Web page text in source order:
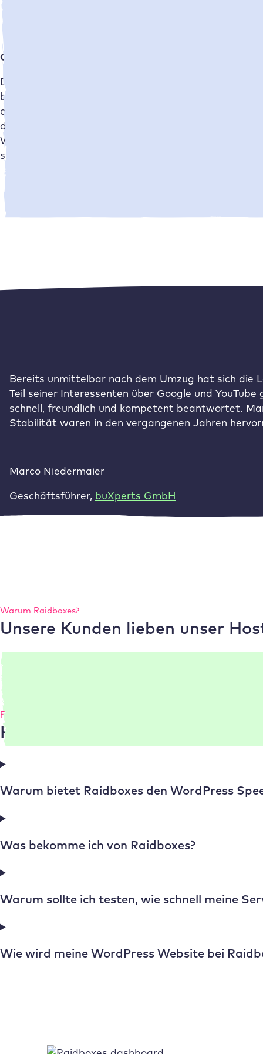
Optimiertes Nutzererlebnis
Deine Website Besucher:innen möchten
bestimmte Infos finden, ein Formular
absenden oder ein Produkt kaufen und
die Seite lädt im Schneckentempo? Die
Wenigsten werden geduldig warten,
sondern schnell abspringen.
Bereits unmittelbar nach dem Umzug hat sich die
Teil seiner Interessenten über Google und
schnell, freundlich und kompetent beantwortet.
Stabilität waren in den vergangenen Jahren
Marco Niedermaier
Geschäftsführer, buXperts GmbH
Warum Raidboxes?
Unsere Kunden lieben unser
FAQ
Häufig gestellte Fragen
Warum bietet Raidboxes den WordPress
Was bekomme ich von Raidboxes?
Warum sollte ich testen, wie schnell meine
Wie wird meine WordPress Website bei